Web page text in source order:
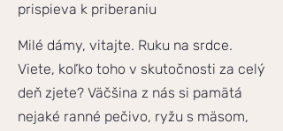
prispieva k priberaniu
Milé dámy, vitajte. Ruku na srdce.
Viete, koľko toho v skutočnosti za celý
deň zjete? Väčšina z nás si pamätá
nejaké ranné pečivo, ryžu s mäsom,